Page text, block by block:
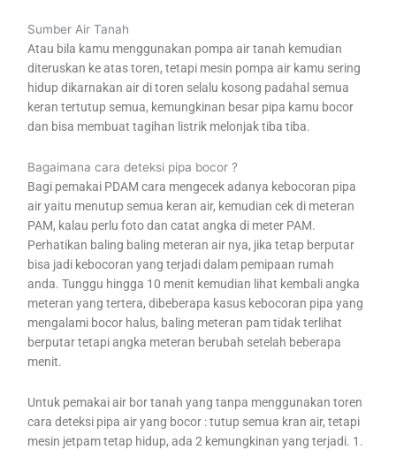
Sumber Air Tanah
Atau bila kamu menggunakan pompa air tanah kemudian
diteruskan ke atas toren, tetapi mesin pompa air kamu sering
hidup dikarnakan air di toren selalu kosong padahal semua
keran tertutup semua, kemungkinan besar pipa kamu bocor
dan bisa membuat tagihan listrik melonjak tiba tiba.
Bagaimana cara deteksi pipa bocor ?
Bagi pemakai PDAM cara mengecek adanya kebocoran pipa
air yaitu menutup semua keran air, kemudian cek di meteran
PAM, kalau perlu foto dan catat angka di meter PAM.
Perhatikan baling baling meteran air nya, jika tetap berputar
bisa jadi kebocoran yang terjadi dalam pemipaan rumah
anda. Tunggu hingga 10 menit kemudian lihat kembali angka
meteran yang tertera, dibeberapa kasus kebocoran pipa yang
mengalami bocor halus, baling meteran pam tidak terlihat
berputar tetapi angka meteran berubah setelah beberapa
menit.
Untuk pemakai air bor tanah yang tanpa menggunakan toren
cara deteksi pipa air yang bocor : tutup semua kran air, tetapi
mesin jetpam tetap hidup, ada 2 kemungkinan yang terjadi. 1.